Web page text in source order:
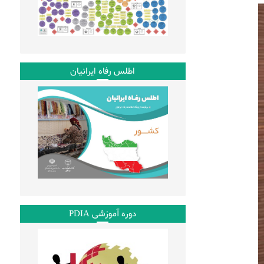
اطلس رفاه ایرانیان
دوره آموزشی PDIA